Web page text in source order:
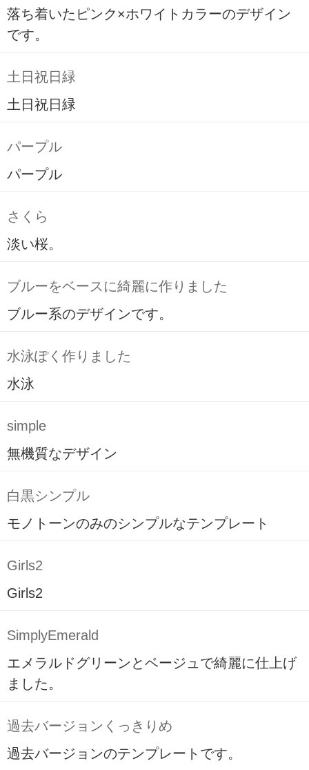
落ち着いたピンク×ホワイトカラーのデザイン
です。
土日祝日緑
土日祝日緑
パープル
パープル
さくら
淡い桜。
ブルーをベースに綺麗に作りました
ブルー系のデザインです。
水泳ぽく作りました
水泳
simple
無機質なデザイン
白黒シンプル
モノトーンのみのシンプルなテンプレート
Girls2
Girls2
SimplyEmerald
エメラルドグリーンとベージュで綺麗に仕上げ
ました。
過去バージョンくっきりめ
過去バージョンのテンプレートです。